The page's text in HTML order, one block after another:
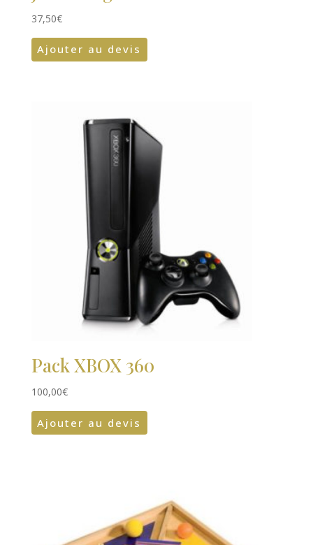
37,50€
Ajouter au devis
Pack XBOX 360
100,00€
Ajouter au devis